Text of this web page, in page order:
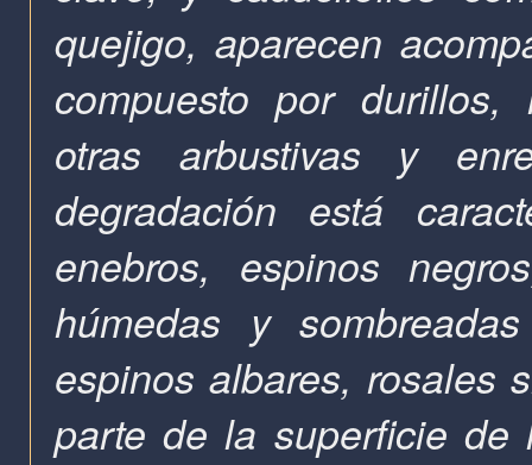
quejigo, aparecen
compuesto por durillos,
otras arbustivas y
degradación está
enebros, espinos
húmedas y
espinos albares, rosales
parte de la superficie